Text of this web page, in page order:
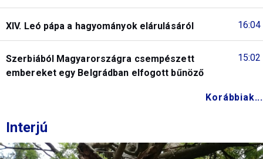
16:04
XIV. Leó pápa a hagyományok elárulásáról
15:02
Szerbiából Magyarországra csempészett
embereket egy Belgrádban elfogott bűnöző
Korábbiak...
Interjú